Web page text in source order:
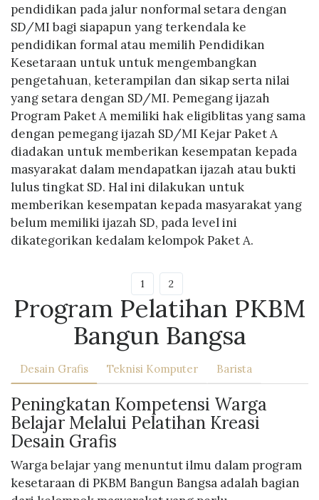
pendidikan pada jalur nonformal setara dengan
SD/MI bagi siapapun yang terkendala ke
pendidikan formal atau memilih Pendidikan
Kesetaraan untuk untuk mengembangkan
pengetahuan, keterampilan dan sikap serta nilai
yang setara dengan SD/MI. Pemegang ijazah
Program Paket A memiliki hak eligiblitas yang sama
dengan pemegang ijazah SD/MI Kejar Paket A
diadakan untuk memberikan kesempatan kepada
masyarakat dalam mendapatkan ijazah atau bukti
lulus tingkat SD. Hal ini dilakukan untuk
memberikan kesempatan kepada masyarakat yang
belum memiliki ijazah SD, pada level ini
dikategorikan kedalam kelompok Paket A.
1 2
Program Pelatihan PKBM
Bangun Bangsa
Desain Grafis Teknisi Komputer Barista
Peningkatan Kompetensi Warga
Belajar Melalui Pelatihan Kreasi
Desain Grafis
Warga belajar yang menuntut ilmu dalam program
kesetaraan di PKBM Bangun Bangsa adalah bagian